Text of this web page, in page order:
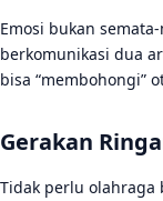
Emosi bukan
berkomunikasi dua
bisa “membohongi”
Gerakan
Tidak perlu olahraga